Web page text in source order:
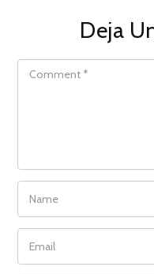
Deja
COMMENT
NAME
EMAIL